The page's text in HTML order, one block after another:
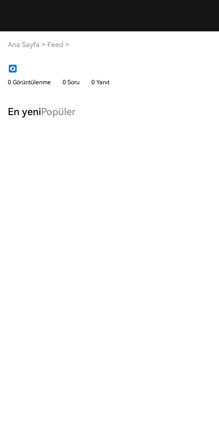
Ana Sayfa > Feed >
0 Görüntülenme 0 Soru 0 Yanıt
En yeniPopüler